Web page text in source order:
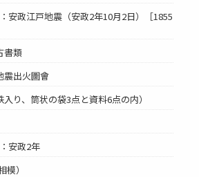
安政江戸地震（安政2年10月2日）［1855
書類
震出火圖會
り、筒状の袋3点と資料6点の内）
安政2年
）